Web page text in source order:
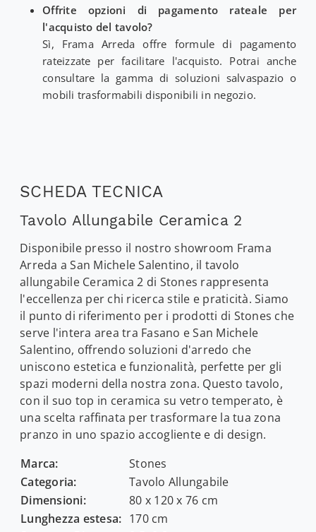
Offrite opzioni di pagamento rateale per
l'acquisto del tavolo?
Sì, Frama Arreda offre formule di pagamento
rateizzate per facilitare l'acquisto. Potrai anche
consultare la gamma di soluzioni salvaspazio o
mobili trasformabili disponibili in negozio.
SCHEDA TECNICA
Tavolo Allungabile Ceramica 2
Disponibile presso il nostro showroom Frama
Arreda a San Michele Salentino, il tavolo
allungabile Ceramica 2 di Stones rappresenta
l'eccellenza per chi ricerca stile e praticità. Siamo
il punto di riferimento per i prodotti di Stones che
serve l'intera area tra Fasano e San Michele
Salentino, offrendo soluzioni d'arredo che
uniscono estetica e funzionalità, perfette per gli
spazi moderni della nostra zona. Questo tavolo,
con il suo top in ceramica su vetro temperato, è
una scelta raffinata per trasformare la tua zona
pranzo in uno spazio accogliente e di design.
Marca:
Stones
Categoria:
Tavolo Allungabile
Dimensioni:
80 x 120 x 76 cm
Lunghezza estesa: 170 cm